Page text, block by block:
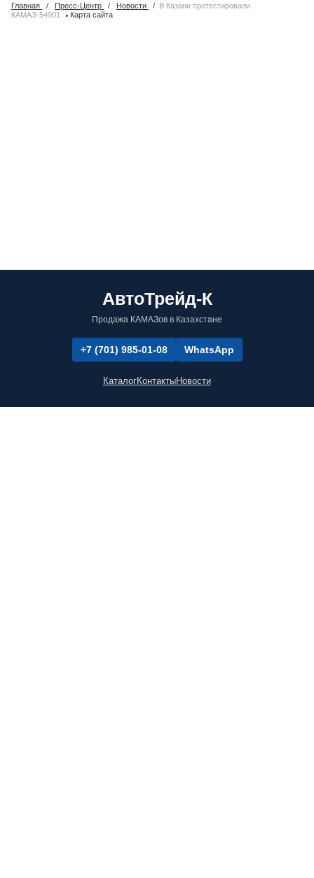
Главная / Пресс-Центр / Новости / В Казани протестировали
КАМАЗ-54901 ·Карта сайта
АвтоТрейд-К
Продажа КАМАЗов в Казахстане
+7 (701) 985-01-08 WhatsApp
КаталогКонтактыНовости